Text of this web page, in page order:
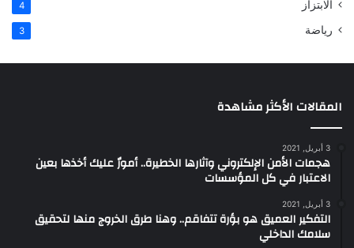
الابتزاز 4
رياضة 3
المقالات الأكثر مشاهدة
3 أبريل, 2021
هجمات الأمن الإلكتروني وآثارها الخطيرة.. أمورٌ عليك أخذها بعين
الاعتبار في كل المؤسسات
3 أبريل, 2021
التفكير العميق هو بؤرة تتفاقم.. وهنا طرق الخروج منها لتحقيق
سلامك الداخلي